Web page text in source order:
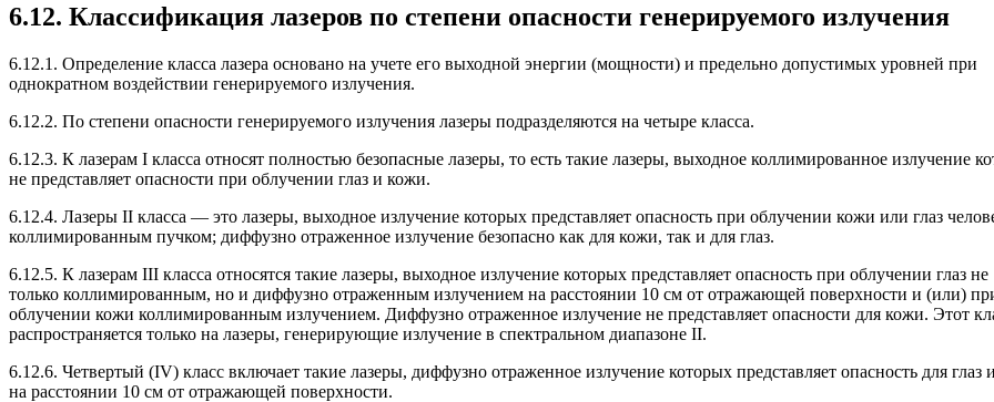
6.12. Классификация лазеров по степени опасности генерируемого излучения
6.12.1. Определение класса лазера основано на учете его выходной энергии (мощности) и предельно допустимых уровней при
однократном воздействии генерируемого излучения.
6.12.2. По степени опасности генерируемого излучения лазеры подразделяются на четыре класса.
6.12.3. К лазерам I класса относят полностью безопасные лазеры, то есть такие лазеры, выходное коллимированное излучение
не представляет опасности при облучении глаз и кожи.
6.12.4. Лазеры II класса — это лазеры, выходное излучение которых представляет опасность при облучении кожи или глаз
коллимированным пучком; диффузно отраженное излучение безопасно как для кожи, так и для глаз.
6.12.5. К лазерам III класса относятся такие лазеры, выходное излучение которых представляет опасность при облучении глаз не
только коллимированным, но и диффузно отраженным излучением на расстоянии 10 см от отражающей поверхности и (или)
облучении кожи коллимированным излучением. Диффузно отраженное излучение не представляет опасности для кожи. Этот
распространяется только на лазеры, генерирующие излучение в спектральном диапазоне II.
6.12.6. Четвертый (IV) класс включает такие лазеры, диффузно отраженное излучение которых представляет опасность для глаз
на расстоянии 10 см от отражающей поверхности.